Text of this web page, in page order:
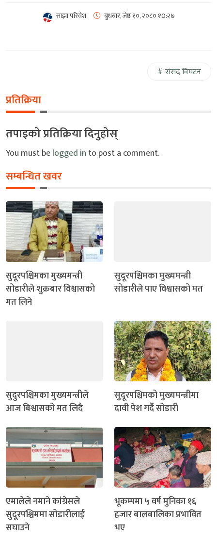
साझा परिवेश बुधबार, जेष्ठ १०, २०८० १0:२७
संसद विघटन
प्रतिक्रिया
तपाइको प्रतिक्रिया दिनुहोस्
You must belogged in to post a comment.
सम्बन्धित खवर
सुदूरपश्चिमका मुख्यमन्त्री
सोडारीले शुक्रबार विश्वासको
मत लिने
सुदूरपश्चिमका मुख्यमन्त्री
सोडारीले पाए विश्वासको मत
सुदुरपश्चिमका मुख्यमन्त्रीले
आज बिश्वासको मत लिदै
सुदूरपश्चिमको मुख्यमन्त्रीमा
दावी पेश गर्दै सोडारी
एमालेले नमाने कांग्रेसले
सुदूरपश्चिममा सोडारीलाई
सघाउने
भूकम्पमा ५ वर्ष मुनिका १६
हजार बालबालिका प्रभावित
भए